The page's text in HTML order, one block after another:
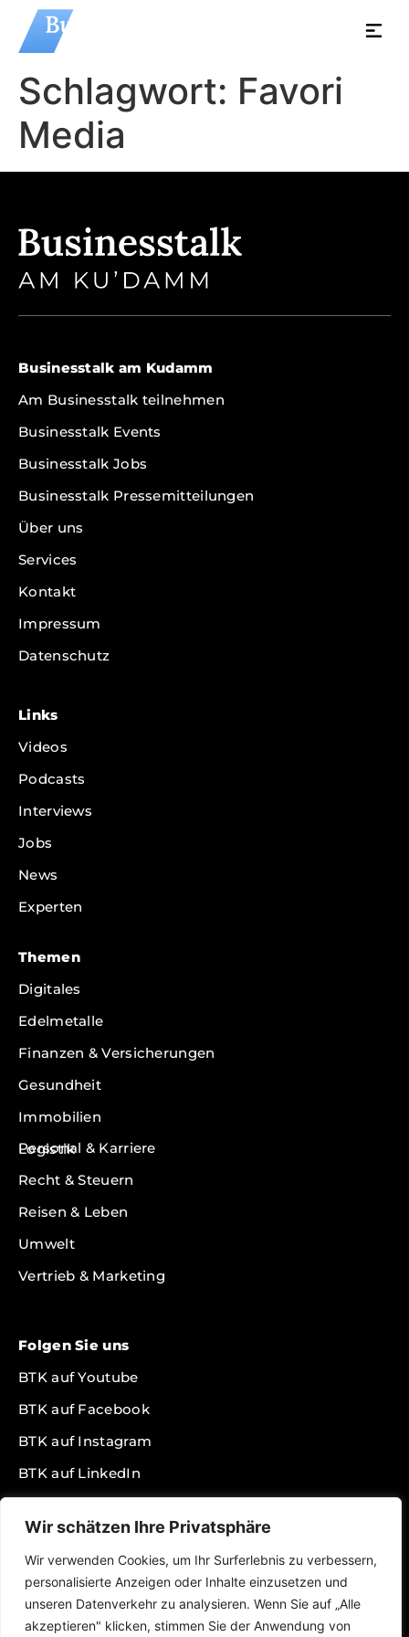
Wir schätzen Ihre Privatsphäre
Wir verwenden Cookies, um Ihr Surferlebnis zu verbessern,
personalisierte Anzeigen oder Inhalte einzusetzen und
unseren Datenverkehr zu analysieren. Wenn Sie auf „Alle
akzeptieren" klicken, stimmen Sie der Anwendung von
Schlagwort: Favori
Media
Businesstalk am Kudamm
Am Businesstalk teilnehmen
Businesstalk Events
Businesstalk Jobs
Businesstalk Pressemitteilungen
Über uns
Services
Kontakt
Impressum
Datenschutz
Links
Videos
Podcasts
Interviews
Jobs
News
Experten
Themen
Digitales
Edelmetalle
Finanzen & Versicherungen
Gesundheit
Immobilien
Logistik
Personal & Karriere
Recht & Steuern
Reisen & Leben
Umwelt
Vertrieb & Marketing
Folgen Sie uns
BTK auf Youtube
BTK auf Facebook
BTK auf Instagram
BTK auf LinkedIn
BTK auf TikTok
BTK Podcast auf Spotify
BTK Presseportal